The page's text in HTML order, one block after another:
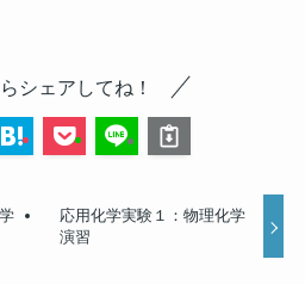
シェアしてね！
応用化学実験１：物理化学
演習